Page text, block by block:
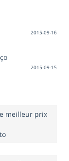
2015-09-16
2015-09-15